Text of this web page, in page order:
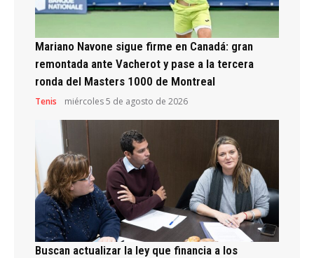
Mariano Navone sigue firme en Canadá: gran
remontada ante Vacherot y pase a la tercera
ronda del Masters 1000 de Montreal
Tenis miércoles 5 de agosto de 2026
Buscan actualizar la ley que financia a los